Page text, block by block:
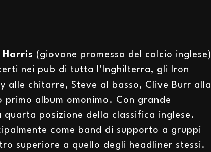
Harris (giovane promessa del calcio inglese)
nei pub di tutta l’Inghilterra, gli Iron
alle chitarre, Steve al basso, Clive Burr alla
album omonimo. Con grande
posizione della classifica inglese.
come band di supporto a gruppi
superiore a quello degli headliner stessi.